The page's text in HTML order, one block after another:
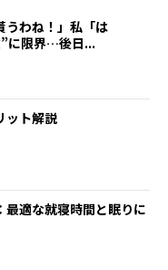
うわね！」私「は
に限界…後日...
ット解説
適な就寝時間と眠りに